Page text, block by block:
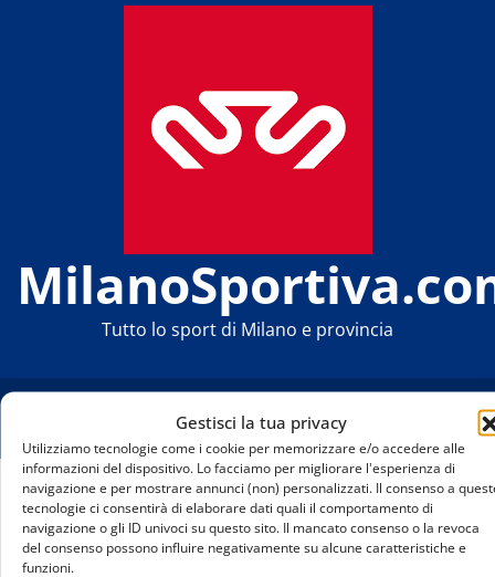
Gestisci la tua privacy
Utilizziamo tecnologie come i cookie per memorizzare e/o accedere alle
informazioni del dispositivo. Lo facciamo per migliorare l'esperienza di
navigazione e per mostrare annunci (non) personalizzati. Il consenso a
tecnologie ci consentirà di elaborare dati quali il comportamento di
navigazione o gli ID univoci su questo sito. Il mancato consenso o la revoca
del consenso possono influire negativamente su alcune caratteristiche e
funzioni.
Tutto lo sport di Milano e provincia
Home
Salomon Running Milano 2025: l’esperienza di
corsa che trasforma la città